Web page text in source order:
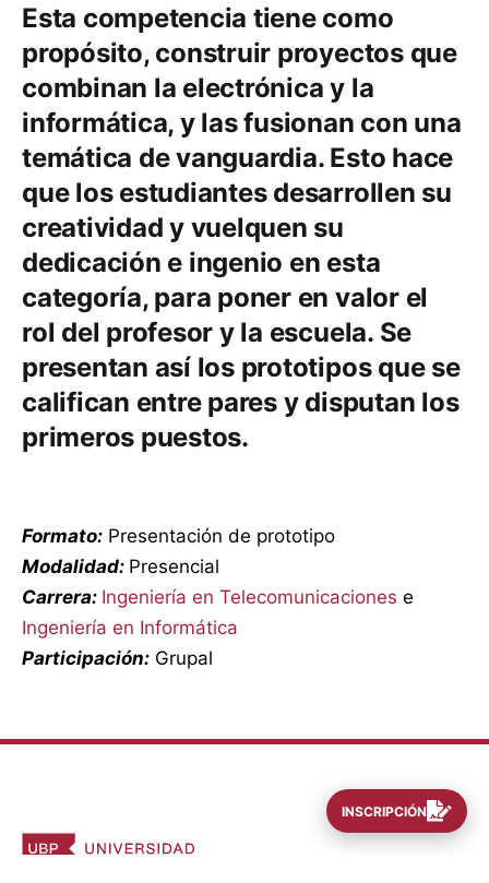
Esta competencia tiene como
propósito, construir proyectos que
combinan la electrónica y la
informática, y las fusionan con una
temática de vanguardia. Esto hace
que los estudiantes desarrollen su
creatividad y vuelquen su
dedicación e ingenio en esta
categoría, para poner en valor el
rol del profesor y la escuela. Se
presentan así los prototipos que se
califican entre pares y disputan los
primeros puestos.
Formato: Presentación de prototipo
Modalidad: Presencial
Carrera: Ingeniería en Telecomunicaciones e
Ingeniería en Informática
Participación: Grupal
INSCRIPCIÓN